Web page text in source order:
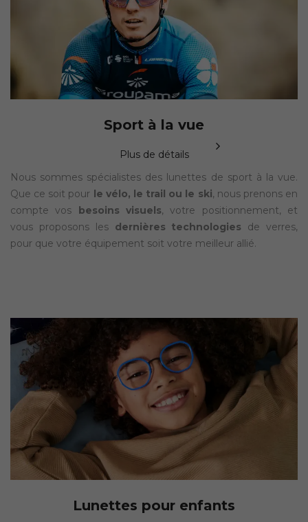
Sport à la vue
Plus de détails
Nous sommes spécialistes des lunettes de sport à la vue.
Que ce soit pour le vélo, le trail ou le ski, nous prenons en
compte vos besoins visuels, votre positionnement, et
vous proposons les dernières technologies de verres,
pour que votre équipement soit votre meilleur allié.
Lunettes pour enfants